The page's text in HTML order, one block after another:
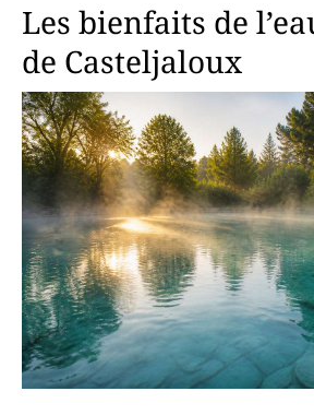
Les bienfaits de
de Casteljaloux